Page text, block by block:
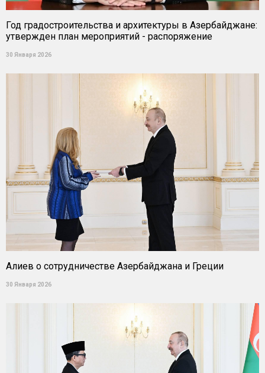
Год градостроительства и архитектуры в Азербайджане:
утвержден план мероприятий - распоряжение
30 Января 2026
Алиев о сотрудничестве Азербайджана и Греции
30 Января 2026